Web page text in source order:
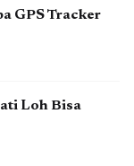
GPS Tracker
Loh Bisa